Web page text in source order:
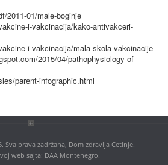
2011-01/male-boginje
i-vakcinacija/kako-antivakceri-
i-vakcinacija/mala-skola-vakcinacije
2015/04/pathophysiology-of-
parent-infographic.html
Sva prava zadržana, Dom zdravlja Cetinje.
web sajta: DAA Montenegro.